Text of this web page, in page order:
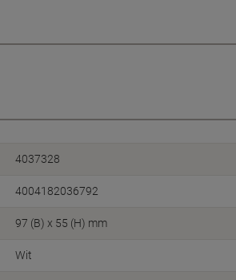
4037328
4004182036792
97 (B) x 55 (H) mm
Wit